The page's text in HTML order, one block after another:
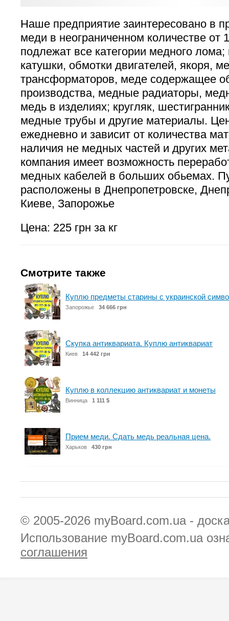
Наше предприятие заинтересовано в
меди в неограниченном количестве от
подлежат все категории медного
катушки, обмотки двигателей, якоря,
трансформаторов, меде содержащее
производства, медные радиаторы,
медь в изделиях; кругляк,
медные трубы и другие материалы.
ежедневно и зависит от количества
наличия не медных частей и других
компания имеет возможность
медных кабелей в больших обьемах.
расположены в Днепропетровске,
Киеве, Запорожье
Цена: 225 грн за кг
Смотрите также
Куплю предметы старины с украинской
Запорожье 34 666 грн
Скупка антиквариата. Куплю антиквариат
Киев 14 442 грн
Куплю в коллекцию антиквариат и монеты
Винница 1 111 $
Прием меди. Сдать медь реальная цена.
Харьков 430 грн
© 2005-2026 myBoard.com.ua -
Использование myBoard.com.ua
соглашения